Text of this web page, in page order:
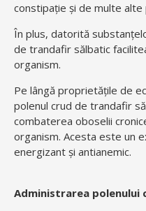
constipație și de multe alte
În plus, datorită
de trandafir sălbatic
organism.
Pe lângă proprietățile de
polenul crud de trandafir
combaterea oboselii
organism. Acesta este un
energizant și antianemic.
Administrarea